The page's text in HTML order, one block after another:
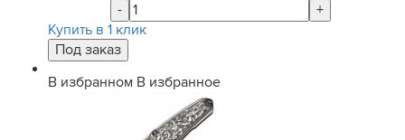
-
+
Купить в 1 клик
В избранном В избранное